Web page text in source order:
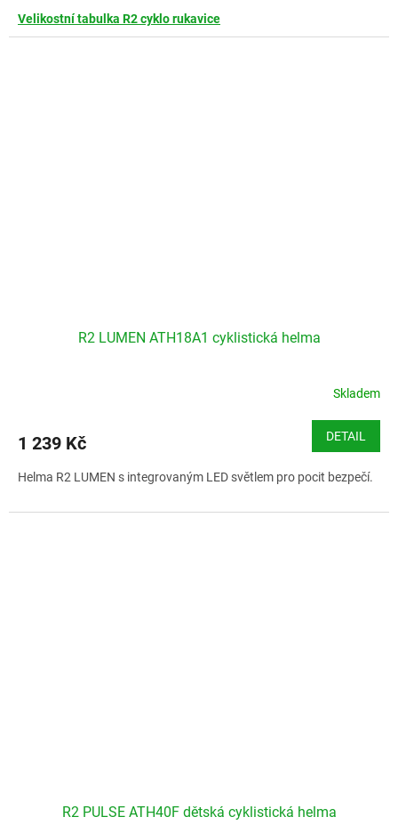
Velikostní tabulka R2 cyklo rukavice
R2 LUMEN ATH18A1 cyklistická helma
Skladem
1 239 Kč DETAIL
Helma R2 LUMEN s integrovaným LED světlem pro pocit bezpečí.
R2 PULSE ATH40F dětská cyklistická helma